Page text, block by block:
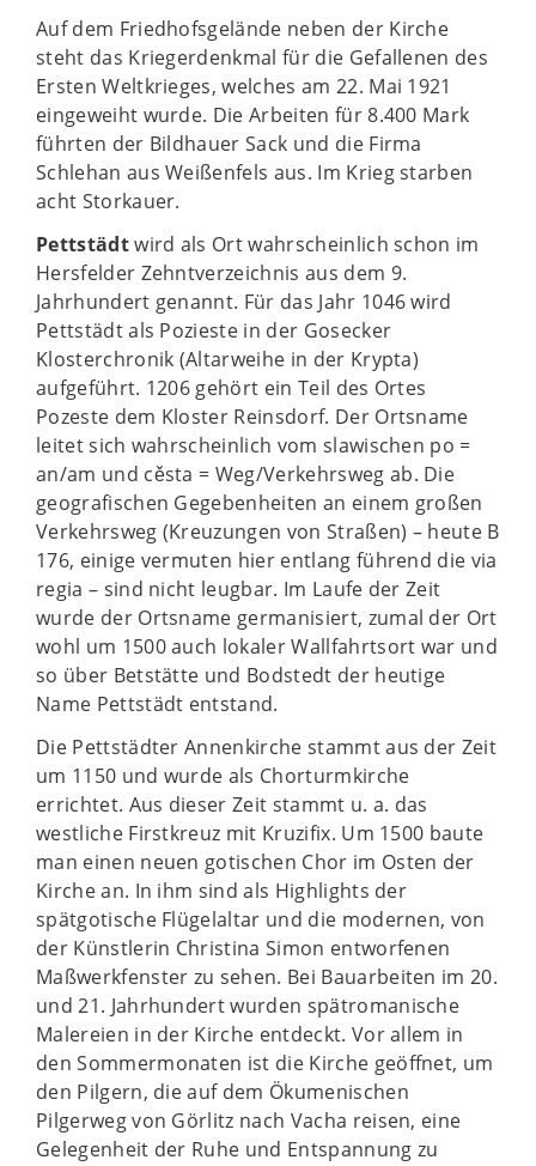
Auf dem Friedhofsgelände neben der Kirche
steht das Kriegerdenkmal für die Gefallenen des
Ersten Weltkrieges, welches am 22. Mai 1921
eingeweiht wurde. Die Arbeiten für 8.400 Mark
führten der Bildhauer Sack und die Firma
Schlehan aus Weißenfels aus. Im Krieg starben
acht Storkauer.
Pettstädtwird als Ort wahrscheinlich schon im
Hersfelder Zehntverzeichnis aus dem 9.
Jahrhundert genannt. Für das Jahr 1046 wird
Pettstädt als Pozieste in der Gosecker
Klosterchronik (Altarweihe in der Krypta)
aufgeführt. 1206 gehört ein Teil des Ortes
Pozeste dem Kloster Reinsdorf. Der Ortsname
leitet sich wahrscheinlich vom slawischen po =
an/am und cěsta = Weg/Verkehrsweg ab. Die
geografischen Gegebenheiten an einem großen
Verkehrsweg (Kreuzungen von Straßen) – heute B
176, einige vermuten hier entlang führend die via
regia – sind nicht leugbar. Im Laufe der Zeit
wurde der Ortsname germanisiert, zumal der Ort
wohl um 1500 auch lokaler Wallfahrtsort war und
so über Betstätte und Bodstedt der heutige
Name Pettstädt entstand.
Die Pettstädter Annenkirche stammt aus der Zeit
um 1150 und wurde als Chorturmkirche
errichtet. Aus dieser Zeit stammt u. a. das
westliche Firstkreuz mit Kruzifix. Um 1500 baute
man einen neuen gotischen Chor im Osten der
Kirche an. In ihm sind als Highlights der
spätgotische Flügelaltar und die modernen, von
der Künstlerin Christina Simon entworfenen
Maßwerkfenster zu sehen. Bei Bauarbeiten im 20.
und 21. Jahrhundert wurden spätromanische
Malereien in der Kirche entdeckt. Vor allem in
den Sommermonaten ist die Kirche geöffnet, um
den Pilgern, die auf dem Ökumenischen
Pilgerweg von Görlitz nach Vacha reisen, eine
Gelegenheit der Ruhe und Entspannung zu